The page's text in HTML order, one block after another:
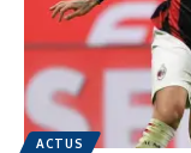
ACTUS